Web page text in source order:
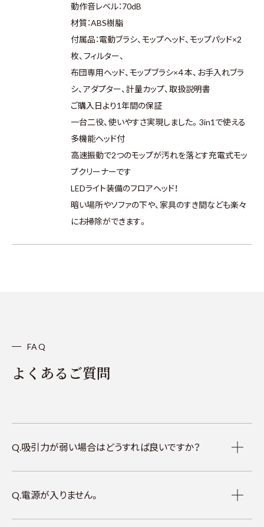
動作音レベル：70dB
材質：ABS樹脂
付属品：電動ブラシ、モップヘッド、モップパッド×2
枚、フィルター、
布団専用ヘッド、モップブラシ×４本、お手入れブラ
シ、アダプター、計量カップ、取扱説明書
ご購入日より1年間の保証
一台二役、使いやすさ実現しました。3in1で使える
多機能ヘッド付
高速振動で2つのモップが汚れを落とす充電式モッ
プクリーナーです
LEDライト装備のフロアヘッド！
暗い場所やソファの下や、家具のすき間なども楽々
にお掃除ができます。
FAQ
よくあるご質問
Q.吸引力が弱い場合はどうすれば良いですか？
Q.電源が入りません。